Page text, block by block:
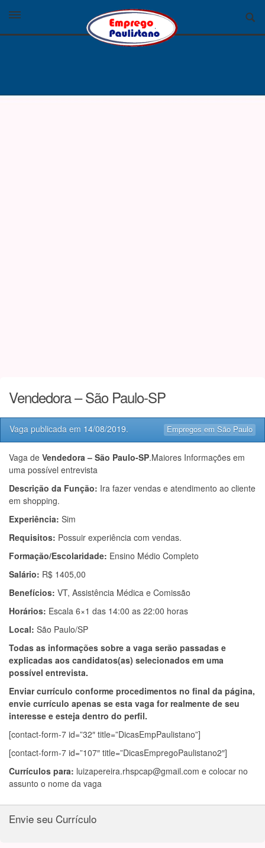
Vendedora – São Paulo-SP
Empregos em São Paulo
Vaga publicada em 14/08/2019.
Vaga de Vendedora – São Paulo-SP.Maiores Informações em
uma possível entrevista
Descrição da Função: Ira fazer vendas e atendimento ao cliente
em shopping.
Experiência: Sim
Requisitos: Possuir experiência com vendas.
Formação/Escolaridade: Ensino Médio Completo
Salário: R$ 1405,00
Benefícios: VT, Assistência Médica e Comissão
Horários: Escala 6×1 das 14:00 as 22:00 horas
Local: São Paulo/SP
Todas as informações sobre a vaga serão passadas e
explicadas aos candidatos(as) selecionados em uma
possível entrevista.
Enviar currículo conforme procedimentos no final da página,
envie currículo apenas se esta vaga for realmente de seu
interesse e esteja dentro do perfil.
[contact-form-7 id=”32″ title=”DicasEmpPaulistano”]
[contact-form-7 id=”107″ title=”DicasEmpregoPaulistano2″]
Currículos para: luizapereira.rhspcap@gmail.com e colocar no
assunto o nome da vaga
Envie seu Currículo